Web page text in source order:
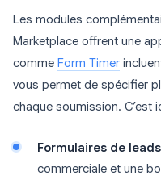
Les modules
Marketplace offrent une
comme Form Timer
vous permet de spécifier
chaque soumission. C’est
Formulaires de
commerciale et une